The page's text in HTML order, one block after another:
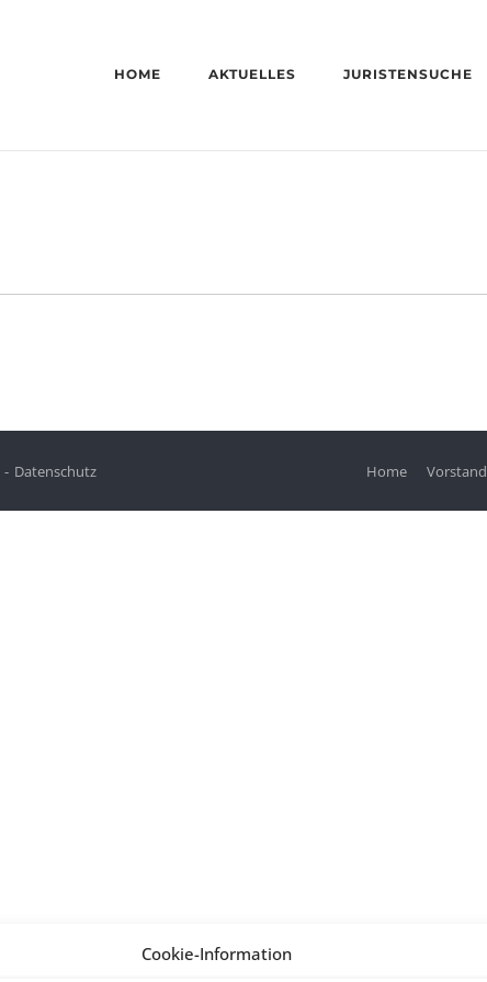
Cookie-Information
HOME AKTUELLES JURISTENSUCHE
Datenschutz Home Vorstand